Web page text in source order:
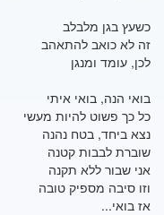
כשעץ בגן מלבלב
זה לא כואב להתאהב
לכן, עומד ומנגן
בואי הנה, בואי איתי
כל כך פשוט להיות מעשי
נצא ביחד, בטח נהנה
שוברת לבבות קטנה
אני שבור ללא תקנה
וזו סיבה מספיק טובה
אז בואי...